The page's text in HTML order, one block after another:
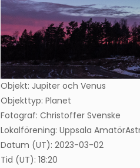
Objekt: Jupiter och Venus
Objekttyp: Planet
Fotograf: Christoffer Svenske
Lokalförening: Uppsala
Datum (UT): 2023-03-02
Tid (UT): 18:20